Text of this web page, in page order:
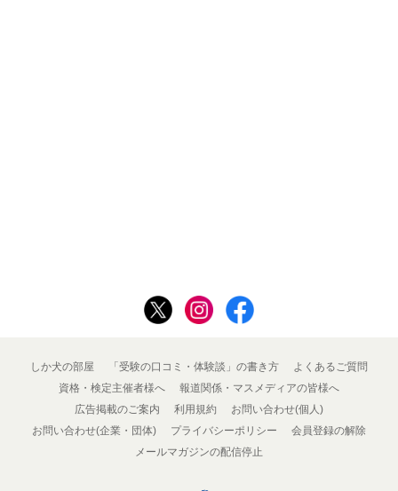
しか犬の部屋 「受験の口コミ・体験談」の書き方
よくあるご質問
資格・検定主催者様へ
報道関係・マスメディアの皆様へ
広告掲載のご案内
利用規約
お問い合わせ(個人)
お問い合わせ(企業・団体)
プライバシーポリシー
会員登録の解除
メールマガジンの配信停止